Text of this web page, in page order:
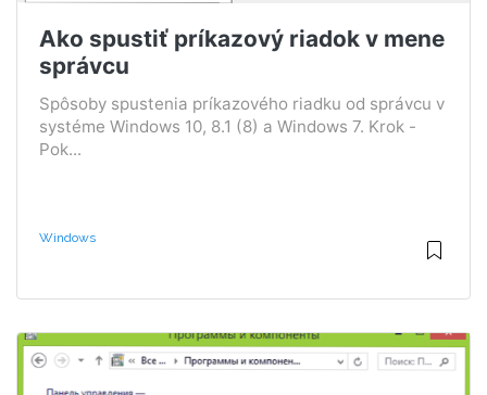
Ako spustiť príkazový riadok v mene
správcu
Spôsoby spustenia príkazového riadku od správcu v
systéme Windows 10, 8.1 (8) a Windows 7. Krok -
Pok...
Windows